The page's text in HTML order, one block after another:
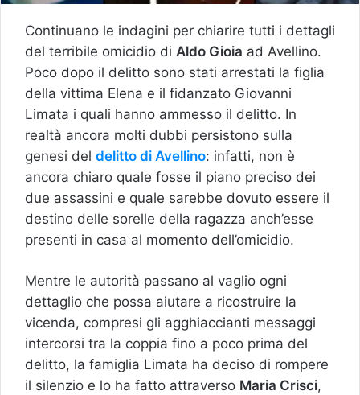
Continuano le indagini per chiarire tutti i dettagli
del terribile omicidio di Aldo Gioia ad Avellino.
Poco dopo il delitto sono stati arrestati la figlia
della vittima Elena e il fidanzato Giovanni
Limata i quali hanno ammesso il delitto. In
realtà ancora molti dubbi persistono sulla
genesi del delitto di Avellino: infatti, non è
ancora chiaro quale fosse il piano preciso dei
due assassini e quale sarebbe dovuto essere il
destino delle sorelle della ragazza anch’esse
presenti in casa al momento dell’omicidio.
Mentre le autorità passano al vaglio ogni
dettaglio che possa aiutare a ricostruire la
vicenda, compresi gli agghiaccianti messaggi
intercorsi tra la coppia fino a poco prima del
delitto, la famiglia Limata ha deciso di rompere
il silenzio e lo ha fatto attraverso Maria Crisci,